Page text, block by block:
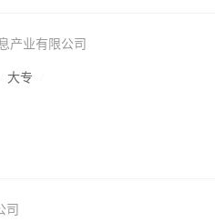
产业有限公司
大专
司